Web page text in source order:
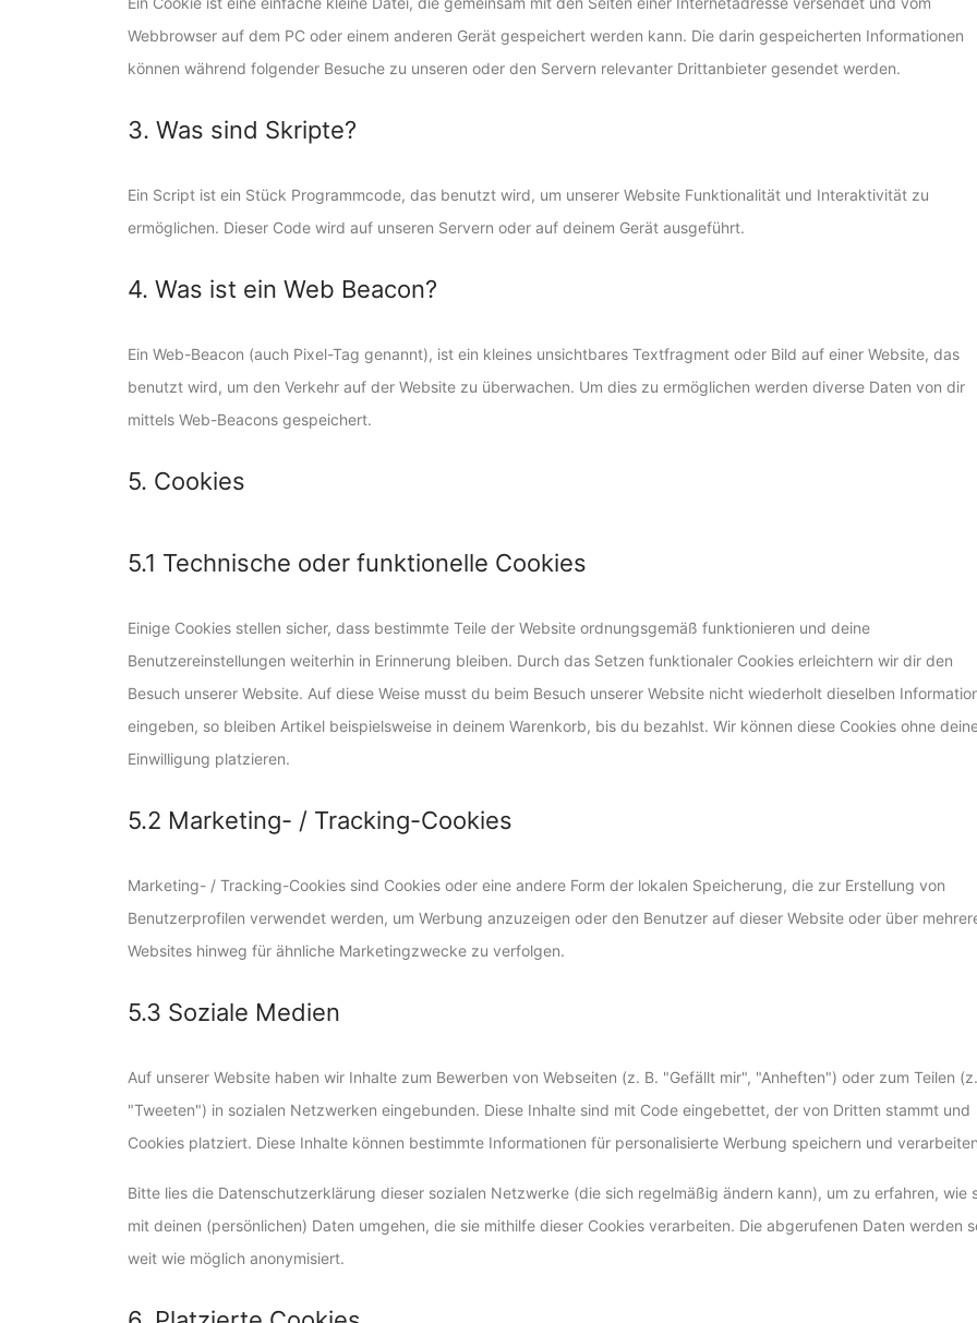
Webbrowser auf dem PC oder einem anderen Gerät gespeichert werden kann. Die darin gespeicherten Informationen
können während folgender Besuche zu unseren oder den Servern relevanter Drittanbieter gesendet werden.
3. Was sind Skripte?
Ein Script ist ein Stück Programmcode, das benutzt wird, um unserer Website Funktionalität und Interaktivität zu
ermöglichen. Dieser Code wird auf unseren Servern oder auf deinem Gerät ausgeführt.
4. Was ist ein Web Beacon?
Ein Web-Beacon (auch Pixel-Tag genannt), ist ein kleines unsichtbares Textfragment oder Bild auf einer Website, das
benutzt wird, um den Verkehr auf der Website zu überwachen. Um dies zu ermöglichen werden diverse Daten von dir
mittels Web-Beacons gespeichert.
5. Cookies
5.1 Technische oder funktionelle Cookies
Einige Cookies stellen sicher, dass bestimmte Teile der Website ordnungsgemäß funktionieren und deine
Benutzereinstellungen weiterhin in Erinnerung bleiben. Durch das Setzen funktionaler Cookies erleichtern wir dir den
Besuch unserer Website. Auf diese Weise musst du beim Besuch unserer Website nicht wiederholt dieselben
eingeben, so bleiben Artikel beispielsweise in deinem Warenkorb, bis du bezahlst. Wir können diese Cookies ohne
Einwilligung platzieren.
5.2 Marketing- / Tracking-Cookies
Marketing- / Tracking-Cookies sind Cookies oder eine andere Form der lokalen Speicherung, die zur Erstellung von
Benutzerprofilen verwendet werden, um Werbung anzuzeigen oder den Benutzer auf dieser Website oder über
Websites hinweg für ähnliche Marketingzwecke zu verfolgen.
5.3 Soziale Medien
Auf unserer Website haben wir Inhalte zum Bewerben von Webseiten (z. B. "Gefällt mir", "Anheften") oder zum Teilen
"Tweeten") in sozialen Netzwerken eingebunden. Diese Inhalte sind mit Code eingebettet, der von Dritten stammt und
Cookies platziert. Diese Inhalte können bestimmte Informationen für personalisierte Werbung speichern und
Bitte lies die Datenschutzerklärung dieser sozialen Netzwerke (die sich regelmäßig ändern kann), um zu erfahren, wie
mit deinen (persönlichen) Daten umgehen, die sie mithilfe dieser Cookies verarbeiten. Die abgerufenen Daten werden
weit wie möglich anonymisiert.